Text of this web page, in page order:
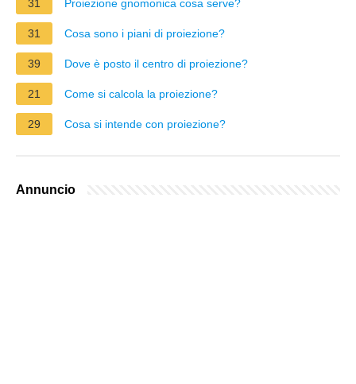
31 Proiezione gnomonica cosa serve?
31 Cosa sono i piani di proiezione?
39 Dove è posto il centro di proiezione?
21 Come si calcola la proiezione?
29 Cosa si intende con proiezione?
Annuncio